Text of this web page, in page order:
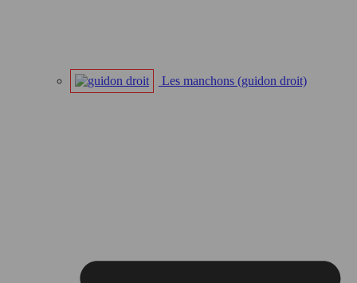
Les manchons (guidon droit)